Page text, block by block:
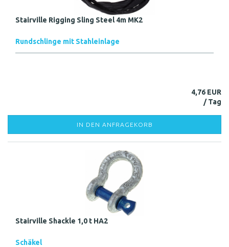
Stairville Rigging Sling Steel 4m MK2
Rundschlinge mit Stahleinlage
4,76 EUR
IN DEN ANFRAGEKORB
Stairville Shackle 1,0 t HA2
Schäkel